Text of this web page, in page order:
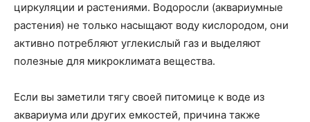
циркуляции и растениями. Водоросли (аквариумные
растения) не только насыщают воду кислородом, они
активно потребляют углекислый газ и выделяют
полезные для микроклимата вещества.
Если вы заметили тягу своей питомице к воде из
аквариума или других емкостей, причина также